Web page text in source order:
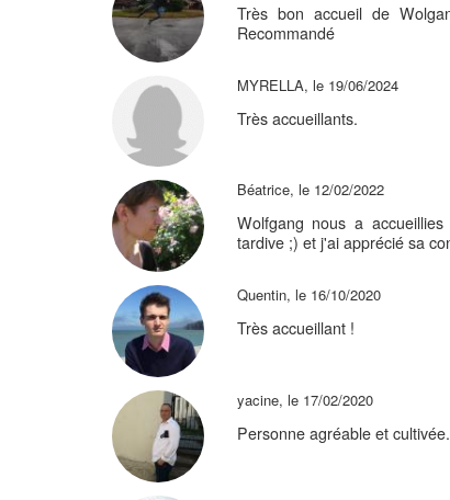
Très bon accueil de
Recommandé
MYRELLA, le 19/06/2024
Très accueillants.
Béatrice, le 12/02/2022
Wolfgang nous a
tardive ;) et j'ai apprécié sa
Quentin, le 16/10/2020
Très accueillant !
yacine, le 17/02/2020
Personne agréable et cultivée.